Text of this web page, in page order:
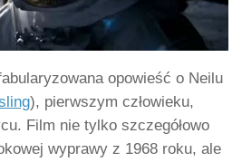
opowieść o Neilu
), pierwszym człowieku,
Film nie tylko szczegółowo
wyprawy z 1968 roku, ale